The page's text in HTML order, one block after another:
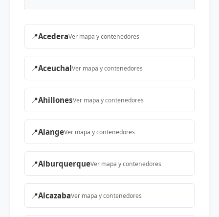
📍AcederaVer mapa y contenedores
📍AceuchalVer mapa y contenedores
📍AhillonesVer mapa y contenedores
📍AlangeVer mapa y contenedores
📍AlburquerqueVer mapa y contenedores
📍AlcazabaVer mapa y contenedores